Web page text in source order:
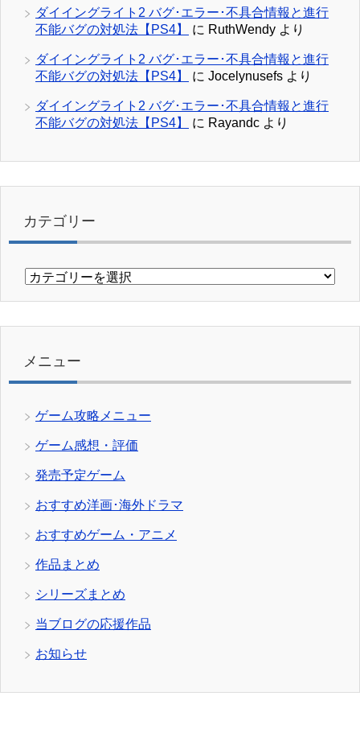
ダイイングライト2 バグ･エラー･不具合情報と進行
不能バグの対処法【PS4】
に RuthWendy より
ダイイングライト2 バグ･エラー･不具合情報と進行
不能バグの対処法【PS4】
に Jocelynusefs より
ダイイングライト2 バグ･エラー･不具合情報と進行
不能バグの対処法【PS4】
に Rayandc より
カテゴリー
カ
リ
メニュー
ゲーム攻略メニュー
ゲーム感想・評価
発売予定ゲーム
おすすめ洋画･海外ドラマ
おすすめゲーム・アニメ
作品まとめ
シリーズまとめ
当ブログの応援作品
お知らせ